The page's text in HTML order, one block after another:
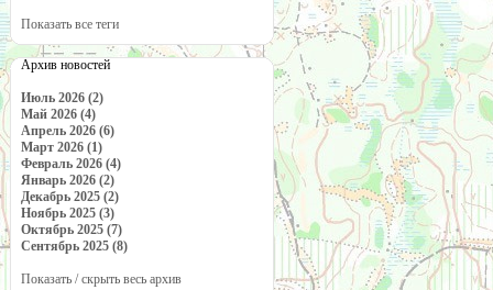
Показать все теги
Архив новостей
Июль 2026 (2)
Май 2026 (4)
Апрель 2026 (6)
Март 2026 (1)
Февраль 2026 (4)
Январь 2026 (2)
Декабрь 2025 (2)
Ноябрь 2025 (3)
Октябрь 2025 (7)
Сентябрь 2025 (8)
Показать / скрыть весь архив